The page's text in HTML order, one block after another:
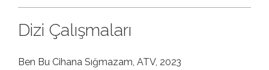
Dizi Çalışmaları
Ben Bu Cihana Sığmazam, ATV, 2023